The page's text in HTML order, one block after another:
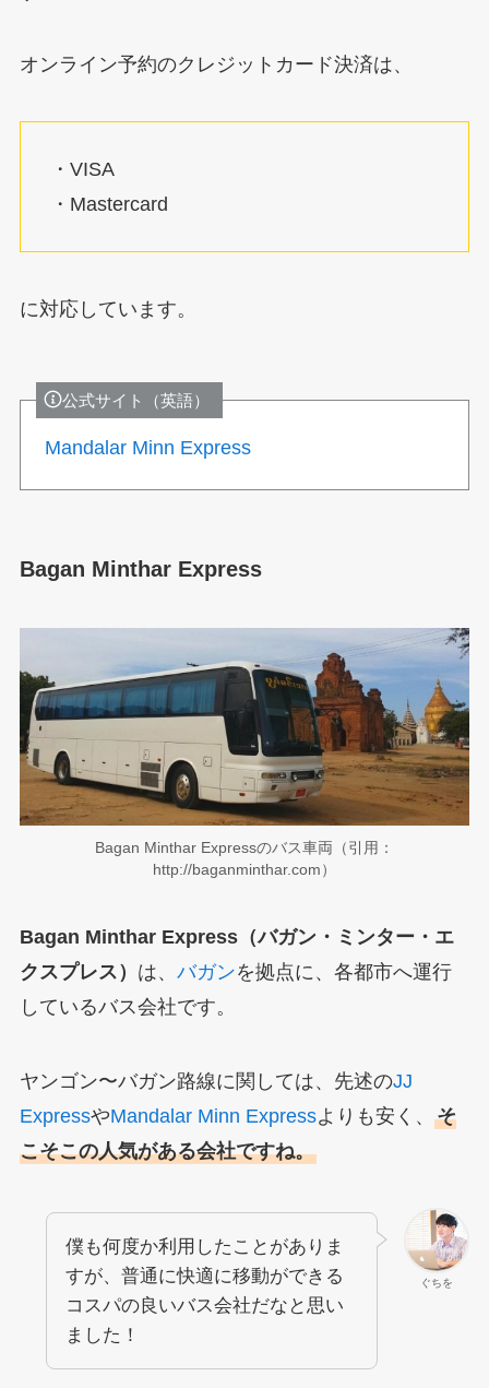
オンライン予約のクレジットカード決済は、
・VISA
・Mastercard
に対応しています。
公式サイト（英語）
Mandalar Minn Express
Bagan Minthar Express
Bagan Minthar Expressのバス車両（引用：
http://baganminthar.com）
Bagan Minthar Express（バガン・ミンター・エ
クスプレス） は、 バガンを拠点に、各都市へ運行
しているバス会社です。
ヤンゴン〜バガン路線に関しては、先述のJJ
ExpressやMandalar Minn Expressよりも安く、 そ
こそこの人気がある会社ですね。
ぐちを
僕も何度か利用したことがありま
すが、普通に快適に移動ができる
コスパの良いバス会社だなと思い
ました！